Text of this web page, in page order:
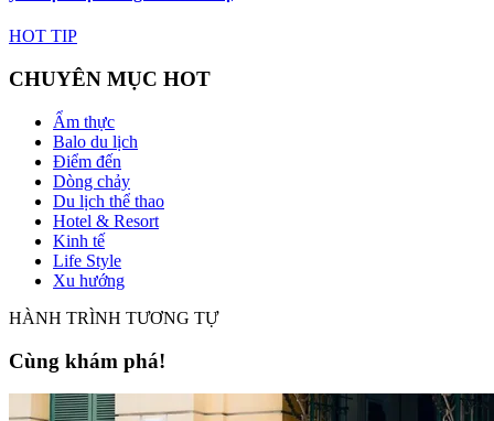
HOT TIP
CHUYÊN MỤC HOT
Ẩm thực
Balo du lịch
Điểm đến
Dòng chảy
Du lịch thể thao
Hotel & Resort
Kinh tế
Life Style
Xu hướng
HÀNH TRÌNH TƯƠNG TỰ
Cùng khám phá!